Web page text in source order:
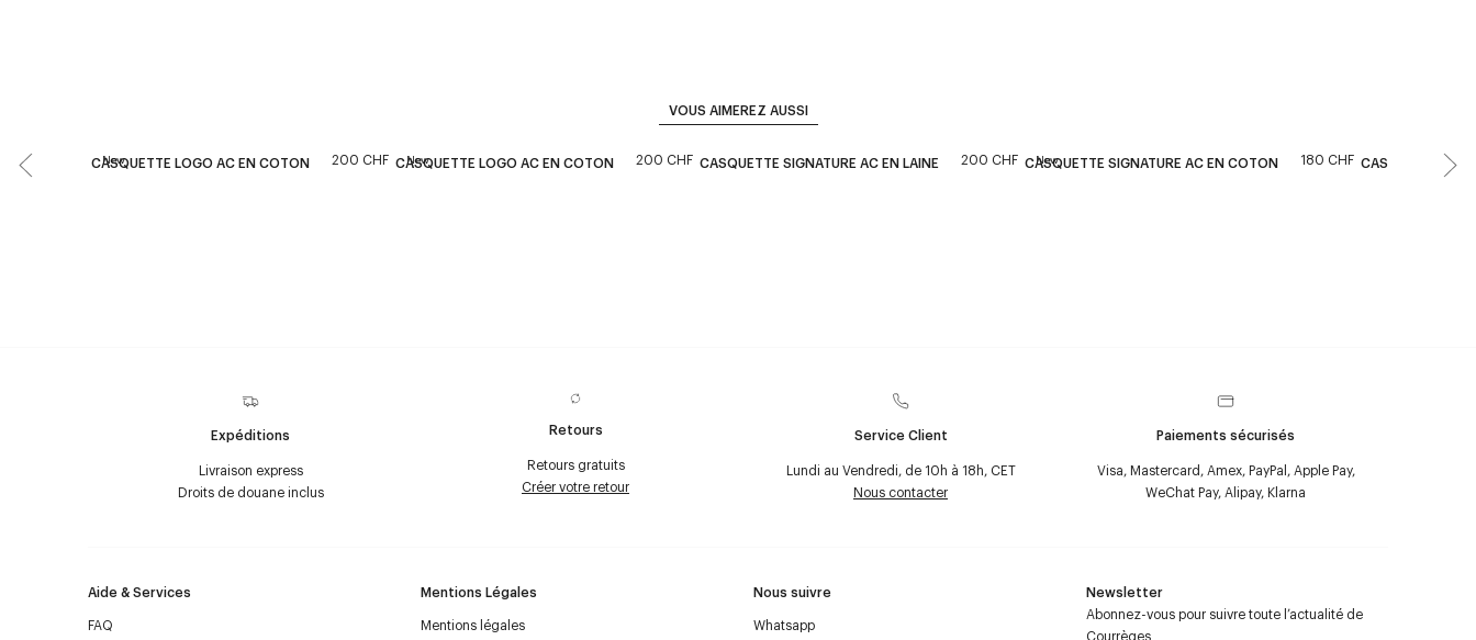
VOUS AIMEREZ AUSSI
New
CASQUETTE LOGO AC EN COTON 200 CHF New
CASQUETTE LOGO AC EN COTON 200 CHF CASQUETTE SIGNATURE AC EN LAINE 200 CHF New
CASQUETTE SIGNATURE AC EN COTON 180 CHF CASQUETTE
Expéditions
Livraison express
Droits de douane inclus
Retours
Retours gratuits
Créer votre retour
Service Client
Lundi au Vendredi, de 10h à 18h, CET
Nous contacter
Paiements sécurisés
Visa, Mastercard, Amex, PayPal, Apple Pay,
WeChat Pay, Alipay, Klarna
Aide & Services
FAQ
Mentions Légales
Mentions légales
Nous suivre
Whatsapp
Newsletter
Abonnez-vous pour suivre toute l’actualité de
Courrèges